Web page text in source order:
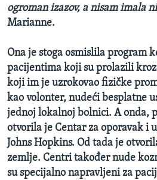
ogroman izazov, a nisam imala
Marianne.
Ona je stoga osmislila program
pacijentima koji su prolazili
koji im je uzrokovao fizičke
kao volonter, nudeći besplatne
jednoj lokalnoj bolnici. A onda,
otvorila je Centar za oporavak i
Johns Hopkins. Od tada je
zemlje. Centri također nude
su specijalno napravljeni za